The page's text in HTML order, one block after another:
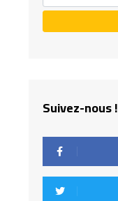
Suivez-nous !